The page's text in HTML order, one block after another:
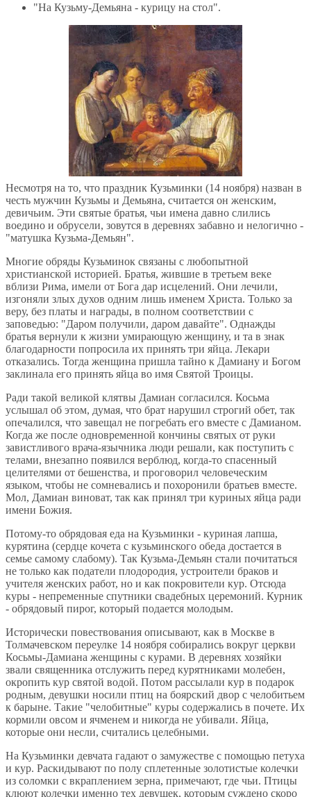
"На Кузьму-Демьяна - курицу на стол".
Несмотря на то, что праздник Кузьминки (14 ноября) назван в
честь мужчин Кузьмы и Демьяна, считается он женским,
девичьим. Эти святые братья, чьи имена давно слились
воедино и обрусели, зовутся в деревнях забавно и нелогично -
"матушка Кузьма-Демьян".
Многие обряды Кузьминок связаны с любопытной
христианской историей. Братья, жившие в третьем веке
вблизи Рима, имели от Бога дар исцелений. Они лечили,
изгоняли злых духов одним лишь именем Христа. Только за
веру, без платы и награды, в полном соответствии с
заповедью: "Даром получили, даром давайте". Однажды
братья вернули к жизни умирающую женщину, и та в знак
благодарности попросила их принять три яйца. Лекари
отказались. Тогда женщина пришла тайно к Дамиану и Богом
заклинала его принять яйца во имя Святой Троицы.
Ради такой великой клятвы Дамиан согласился. Косьма
услышал об этом, думая, что брат нарушил строгий обет, так
опечалился, что завещал не погребать его вместе с Дамианом.
Когда же после одновременной кончины святых от руки
завистливого врача-язычника люди решали, как поступить с
телами, внезапно появился верблюд, когда-то спасенный
целителями от бешенства, и проговорил человеческим
языком, чтобы не сомневались и похоронили братьев вместе.
Мол, Дамиан виноват, так как принял три куриных яйца ради
имени Божия.
Потому-то обрядовая еда на Кузьминки - куриная лапша,
курятина (сердце кочета с кузьминского обеда достается в
семье самому слабому). Так Кузьма-Демьян стали почитаться
не только как податели плодородия, устроители браков и
учителя женских работ, но и как покровители кур. Отсюда
куры - непременные спутники свадебных церемоний. Курник
- обрядовый пирог, который подается молодым.
Исторически повествования описывают, как в Москве в
Толмачевском переулке 14 ноября собирались вокруг церкви
Косьмы-Дамиана женщины с курами. В деревнях хозяйки
звали священника отслужить перед курятниками молебен,
окропить кур святой водой. Потом рассылали кур в подарок
родным, девушки носили птиц на боярский двор с челобитьем
к барыне. Такие "челобитные" куры содержались в почете. Их
кормили овсом и ячменем и никогда не убивали. Яйца,
которые они несли, считались целебными.
На Кузьминки девчата гадают о замужестве с помощью петуха
и кур. Раскидывают по полу сплетенные золотистые колечки
из соломки с вкраплением зерна, примечают, где чьи. Птицы
клюют колечки именно тех девушек, которым суждено скоро